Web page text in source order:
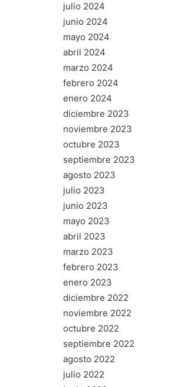
julio 2024
junio 2024
mayo 2024
abril 2024
marzo 2024
febrero 2024
enero 2024
diciembre 2023
noviembre 2023
octubre 2023
septiembre 2023
agosto 2023
julio 2023
junio 2023
mayo 2023
abril 2023
marzo 2023
febrero 2023
enero 2023
diciembre 2022
noviembre 2022
octubre 2022
septiembre 2022
agosto 2022
julio 2022